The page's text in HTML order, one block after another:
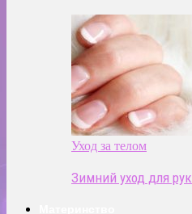
Уход за телом
Зимний уход для рук